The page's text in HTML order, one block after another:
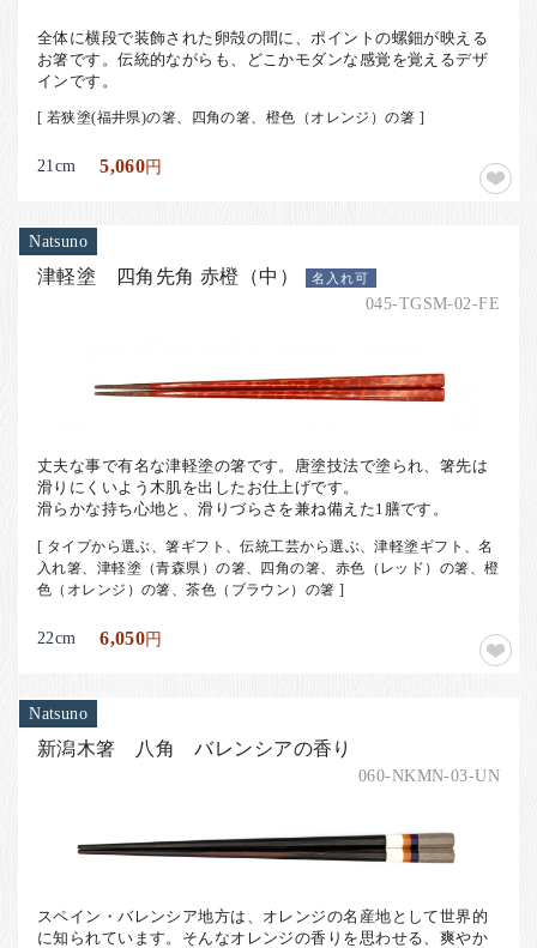
全体に横段で装飾された卵殻の間に、ポイントの螺鈿が映える
お箸です。伝統的ながらも、どこかモダンな感覚を覚えるデザ
インです。
[ 若狭塗(福井県)の箸、四角の箸、橙色（オレンジ）の箸 ]
21cm 5,060円
Natsuno
津軽塗 四角先角 赤橙（中） 名入れ可
045-TGSM-02-FE
丈夫な事で有名な津軽塗の箸です。唐塗技法で塗られ、箸先は
滑りにくいよう木肌を出したお仕上げです。
滑らかな持ち心地と、滑りづらさを兼ね備えた1膳です。
[ タイプから選ぶ、箸ギフト、伝統工芸から選ぶ、津軽塗ギフト、名
入れ箸、津軽塗（青森県）の箸、四角の箸、赤色（レッド）の箸、橙
色（オレンジ）の箸、茶色（ブラウン）の箸 ]
22cm 6,050円
Natsuno
新潟木箸 八角 バレンシアの香り
060-NKMN-03-UN
スペイン・バレンシア地方は、オレンジの名産地として世界的
に知られています。そんなオレンジの香りを思わせる、爽やか